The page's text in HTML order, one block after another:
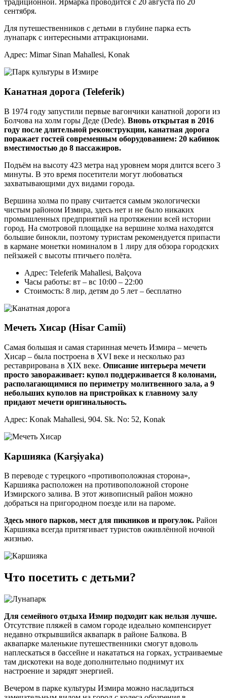
традиционной. Ярмарка проводится с 20 августа по 20
сентября.
Для путешественников с детьми в глубине парка есть
лунапарк с интересными аттракционами.
Адрес: Mimar Sinan Mahallesi, Konak
Канатная дорога (Teleferik)
В 1974 году запустили первые вагончики канатной дороги из
Болчова на холм горы Деде (Dede). Вновь открытая в 2016
году после длительной реконструкции, канатная дорога
поражает гостей современным оборудованием: 20 кабинок
вместимостью до 8 пассажиров.
Подъём на высоту 423 метра над уровнем моря длится всего 3
минуты. В это время посетители могут любоваться
захватывающими дух видами города.
Вершина холма по праву считается самым экологически
чистым районом Измира, здесь нет и не было никаких
промышленных предприятий на протяжении всей истории
город. На смотровой площадке на вершине холма находятся
большие бинокли, поэтому туристам рекомендуется припасти
в кармане монетки номиналом в 1 лиру для обзора городских
пейзажей с высоты птичьего полёта.
Адрес: Teleferik Mahallesi, Balçova
Часы работы: вт – вс 10:00 – 22:00
Стоимость: 8 лир, детям до 5 лет – бесплатно
Мечеть Хисар (Hisar Camii)
Самая большая и самая старинная мечеть Измира – мечеть
Хисар – была построена в XVI веке и несколько раз
реставрирована в XIX веке. Описание интерьера мечети
просто завораживает: купол поддерживается 8 колонами,
располагающимися по периметру молитвенного зала, а 9
небольших куполов на пристройках к главному залу
придают мечети оригинальность.
Адрес: Konak Mahallesi, 904. Sk. No: 52, Konak
Каршияка (Karşiyaka)
В переводе с турецкого «противоположная сторона»,
Каршияка расположен на противоположной стороне
Измирского залива. В этот живописный район можно
добраться на пригородном поезде или на пароме.
Здесь много парков, мест для пикников и прогулок. Район
Каршияка всегда притягивает туристов оживлённой ночной
жизнью.
Что посетить с детьми?
Для семейного отдыха Измир подходит как нельзя лучше.
Отсутствие пляжей в самом городе идеально компенсирует
недавно открывшийся аквапарк в районе Балкова. В
аквапарке маленькие путешественники смогут вдоволь
наплескаться в бассейне и накататься на горках, устраиваемые
там дискотеки на воде дополнительно поднимут их
настроение и зарядят энергией.
Вечером в парке культуры Измира можно насладиться